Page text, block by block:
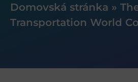
Domovská stránka »
Transportation World